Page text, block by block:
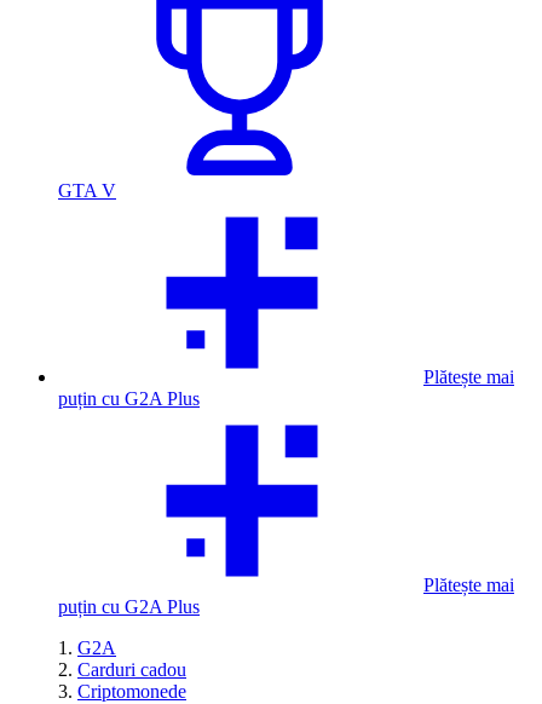
GTA V
Plătește mai
puțin cu G2A Plus
Plătește mai
puțin cu G2A Plus
G2A
Carduri cadou
Criptomonede